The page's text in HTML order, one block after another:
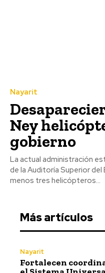
Nayarit
Ney
gobierno
La actual administración
de la Auditoría Superior
menos tres helicópteros...
Más artículos
Nayarit
Fortalecen